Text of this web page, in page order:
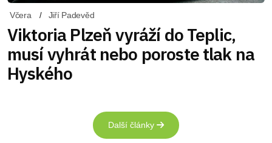
Včera Jiří Padevěd
Viktoria Plzeň vyráží do Teplic,
musí vyhrát nebo poroste tlak na
Hyského
Další články